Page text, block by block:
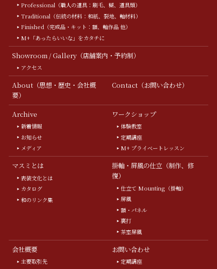
Professional（職人の道具：刷毛、糊、道具類）
Traditional（伝統の材料：和紙、裂地、軸材料）
Finished（完成品・キット：額、軸作品 他）
M+「あったらいいな」をカタチに
Showroom / Gallery（店舗案内・予約制）
アクセス
About（思想・歴史・会社概
要）
Contact（お問い合わせ）
Archive
新着情報
お知らせ
メディア
ワークショップ
体験教室
定期講座
M+ プライベートレッスン
マスミとは
表装文化とは
カタログ
和のリンク集
掛軸・屏風の仕立（制作、修
復）
仕立て Mounting（掛軸）
屏風
額・パネル
裏打
茶室屏風
会社概要
主要取引先
お問い合わせ
定期講座